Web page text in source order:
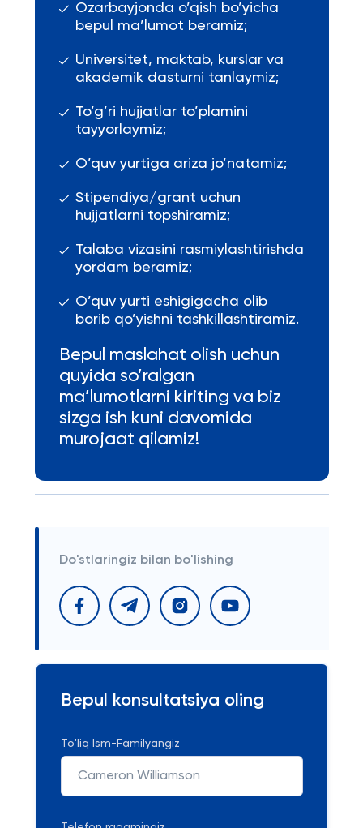
Ozarbayjonda o’qish bo’yicha
bepul ma’lumot beramiz;
Universitet, maktab, kurslar va
akademik dasturni tanlaymiz;
To’g’ri hujjatlar to’plamini
tayyorlaymiz;
O’quv yurtiga ariza jo’natamiz;
Stipendiya/grant uchun
hujjatlarni topshiramiz;
Talaba vizasini rasmiylashtirishda
yordam beramiz;
O’quv yurti eshigigacha olib
borib qo’yishni tashkillashtiramiz.
Bepul maslahat olish uchun
quyida so’ralgan
ma’lumotlarni kiriting va biz
sizga ish kuni davomida
murojaat qilamiz!
Do'stlaringiz bilan bo'lishing
Bepul konsultatsiya oling
To'liq Ism-Familyangiz